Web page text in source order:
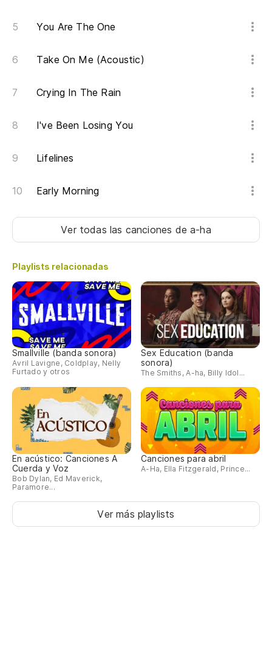
You Are The One
Take On Me (Acoustic)
Crying In The Rain
I've Been Losing You
Lifelines
Early Morning
Ver todas las canciones de a-ha
Playlists relacionadas
Smallville (banda sonora)
Avril Lavigne, Coldplay, Nelly
Furtado y otros
Sex Education (banda
sonora)
The Smiths, A-ha, Billy Idol...
En acústico: Canciones A
Cuerda y Voz
Bob Dylan, Ed Maverick,
Paramore...
Canciones para abril
A-Ha, Ella Fitzgerald, Prince...
Ver más playlists